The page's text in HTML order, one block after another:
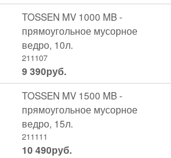
TOSSEN MV 1000 MB -
прямоугольное мусорное
ведро, 10л.
211107
9 390руб.
TOSSEN MV 1500 MB -
прямоугольное мусорное
ведро, 15л.
211111
10 490руб.